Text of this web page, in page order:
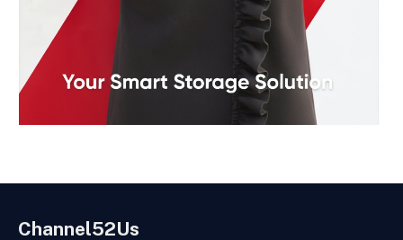
Channel52Us